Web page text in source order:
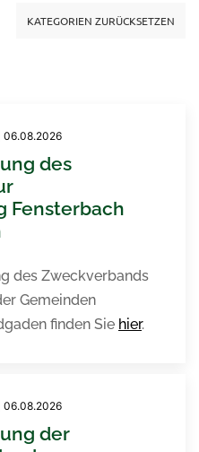
KATEGORIEN ZURÜCKSETZEN
06.08.2026
des
Fensterbach
des Zweckverbands
Gemeinden
finden Sie hier.
06.08.2026
der